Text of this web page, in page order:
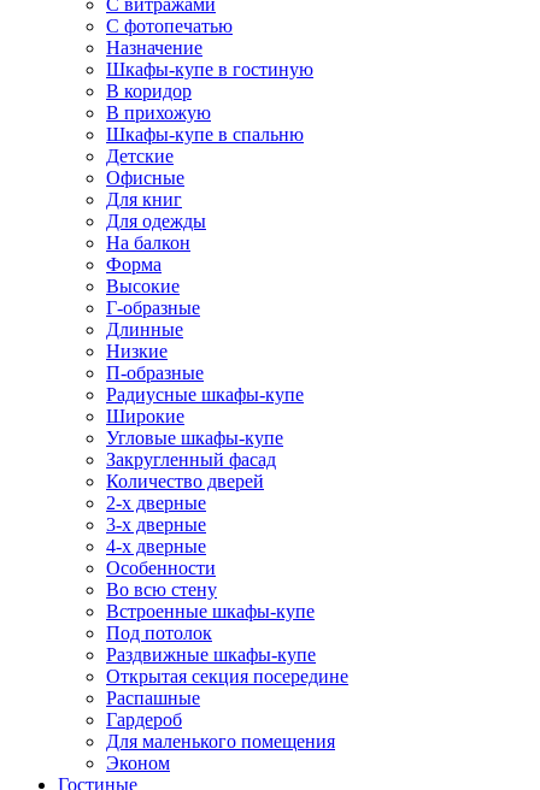
С витражами
С фотопечатью
Назначение
Шкафы-купе в гостиную
В коридор
В прихожую
Шкафы-купе в спальню
Детские
Офисные
Для книг
Для одежды
На балкон
Форма
Высокие
Г-образные
Длинные
Низкие
П-образные
Радиусные шкафы-купе
Широкие
Угловые шкафы-купе
Закругленный фасад
Количество дверей
2-х дверные
3-х дверные
4-х дверные
Особенности
Во всю стену
Встроенные шкафы-купе
Под потолок
Раздвижные шкафы-купе
Открытая секция посередине
Распашные
Гардероб
Для маленького помещения
Эконом
Гостиные